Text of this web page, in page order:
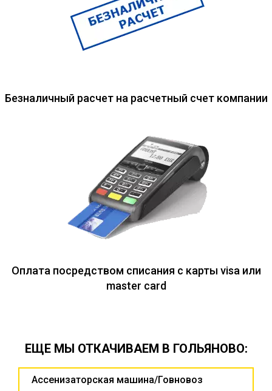
Безналичный расчет на расчетный счет компании
Оплата посредством списания с карты visa или
master card
ЕЩЕ МЫ ОТКАЧИВАЕМ В ГОЛЬЯНОВО:
Ассенизаторская машина/Говновоз